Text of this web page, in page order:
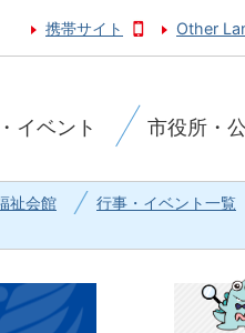
携帯サイト Other
イベント 市役所・
祉会館 行事・イベント一覧